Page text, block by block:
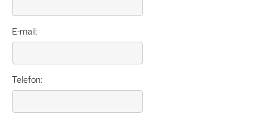
E-mail:
Telefon: